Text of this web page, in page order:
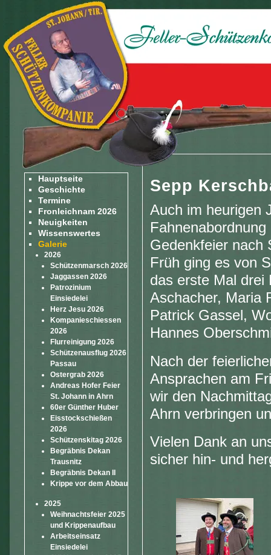
Hauptseite
Geschichte
Termine
Fronleichnam 2026
Neuigkeiten
Wissenswertes
Galerie
2026
Schützenmarsch 2026
Jaggassen 2026
Patrozinium
Einsiedelei
Herz Jesu 2026
Kompanieschiessen
2026
Flurreinigung 2026
Schützenausflug 2026
Passau
Ostergrab 2026
Andreas Hofer Feier
St. Johann in Ahrn
60er Günther Huber
Eisstockschießen
2026
Schützenskitag 2026
Begräbnis Dekan
Trausnitz
Begräbnis Dekan II
Krippe vor dem Abbau
2025
Weihnachtsfeier 2025
und Krippenaufbau
Arbeitseinsatz
Einsiedelei
Sepp
Auch im heurigen
Gedenkfeier nach
Früh ging es von
das erste Mal drei
Aschacher, Maria
Patrick Gassel,
Hannes
Nach der
Ansprachen am
wir den
Ahrn verbringen
Vielen Dank an
sicher hin- und